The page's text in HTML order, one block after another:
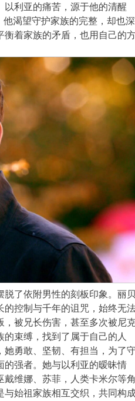
利亚的痛苦，源于他的清醒
渴望守护家族的完整，却也深
着家族的矛盾，也用自己的
了依附男性的刻板印象。丽贝
控制与千年的诅咒，始终无
被兄长伤害，甚至多次被尼
束缚，找到了属于自己的人
勇敢、坚韧、有担当，为了守
强者。她与以利亚的暧昧情
维娜、苏菲，人类卡米尔等角
始祖家族相互交织，共同构